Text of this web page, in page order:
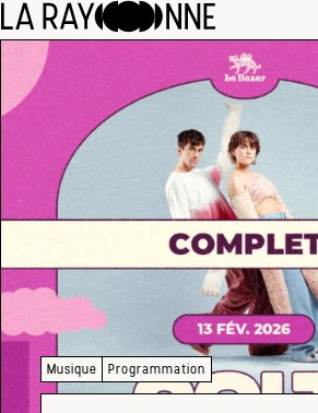
Musique Programmation